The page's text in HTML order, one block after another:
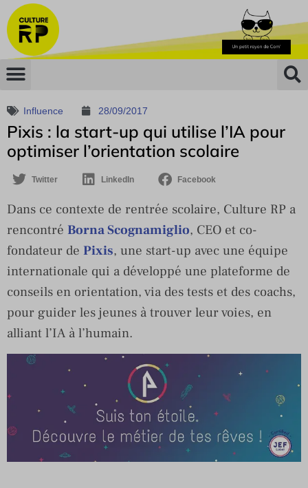
Influence 28/09/2017
Pixis : la start-up qui utilise l’IA pour
optimiser l’orientation scolaire
Twitter LinkedIn Facebook
Dans ce contexte de rentrée scolaire, Culture RP a
rencontré Borna Scognamiglio, CEO et co-
fondateur de Pixis, une start-up avec une équipe
internationale qui a développé une plateforme de
conseils en orientation, via des tests et des coachs,
pour guider les jeunes à trouver leur voies, en
alliant l’IA à l’humain.